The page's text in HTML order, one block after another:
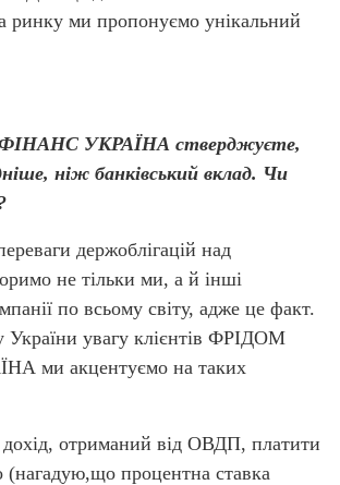
ринку ми пропонуємо унікальний
УКРАЇНА стверджуєте,
ніж банківський вклад. Чи
держоблігацій над
не тільки ми, а й інші
по всьому світу, адже це факт.
України увагу клієнтів ФРІДОМ
ми акцентуємо на таких
отриманий від ОВДП, платити
(нагадую,що процентна ставка